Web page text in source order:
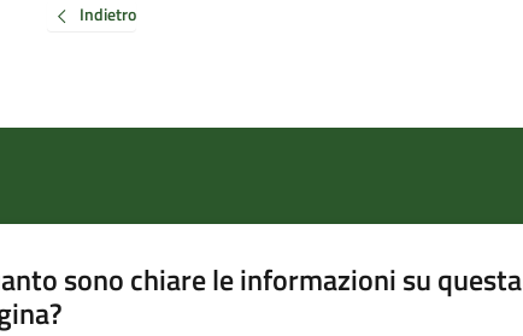
Indietro
sono chiare le informazioni su questa